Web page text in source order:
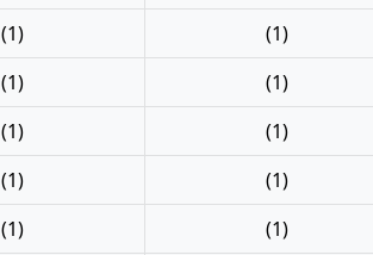
(1) (1)
(1) (1)
(1) (1)
(1) (1)
(1) (1)